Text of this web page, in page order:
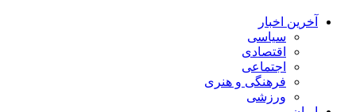
آخرین اخبار
سیاسی
اقتصادی
اجتماعی
فرهنگی و هنری
ورزشی